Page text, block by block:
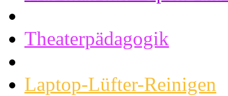
Theaterpädagogik
Laptop-Lüfter-Reinigen